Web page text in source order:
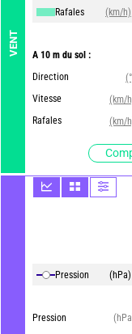
VENT
Rafales
(km/h)
A 10 m du sol :
Direction
Vitesse
(km/
Rafales
(km/
Pression (hPa)
Pression